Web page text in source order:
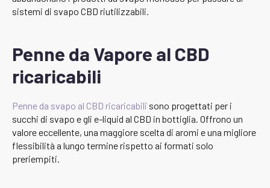
sistemi di svapo CBD riutilizzabili.
Penne da Vapore al CBD
ricaricabili
Penne da svapo al CBD ricaricabili sono progettati per i
succhi di svapo e gli e-liquid al CBD in bottiglia. Offrono un
valore eccellente, una maggiore scelta di aromi e una migliore
flessibilità a lungo termine rispetto ai formati solo
preriempiti.